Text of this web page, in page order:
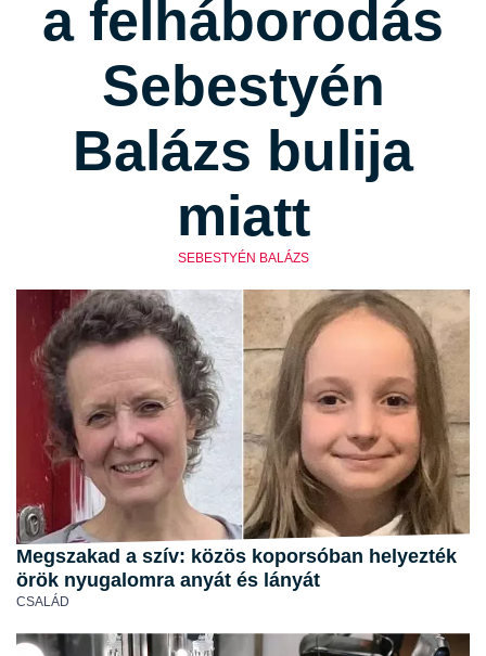
a felháborodás
Sebestyén
Balázs bulija
miatt
SEBESTYÉN BALÁZS
Megszakad a szív: közös koporsóban helyezték
örök nyugalomra anyát és lányát
CSALÁD